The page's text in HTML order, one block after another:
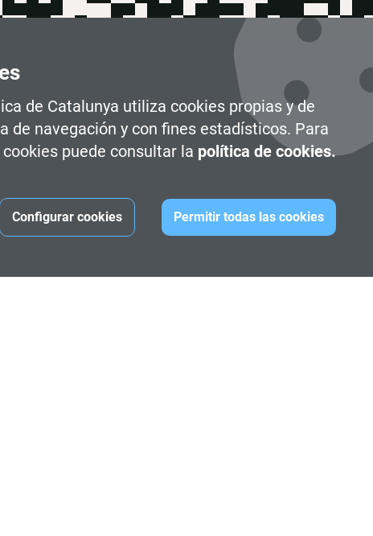
de Catalunya utiliza cookies propias y de
de navegación y con fines estadísticos. Para
puede consultar la política de cookies.
Configurar cookies Permitir todas las cookies
para entenderlas. La relación persona-producto digital está en
metodologías y técnicas de evaluación y conceptualización
también en esta línea la búsqueda de la gamificación, a
cuenta a los usuarios, independientemente de sus
estéticos y funcionales.